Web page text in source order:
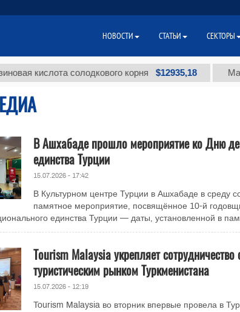
кислота солодкового корня $12935,18 Мазут
В Ашхабаде прошло мероприятие ко Дню
единства Турции
15.07.2026 - 17:42
В Культурном центре Турции в Ашхабаде в среду
памятное мероприятие, посвящённое 10-й
единства Турции — даты, установленной в
Tourism Malaysia укрепляет сотрудничество
туристическим рынком Туркменистана
15.07.2026 - 12:19
Tourism Malaysia во вторник впервые провела в
НОВОСТИ СТАТЬИ СЕКТОРЫ